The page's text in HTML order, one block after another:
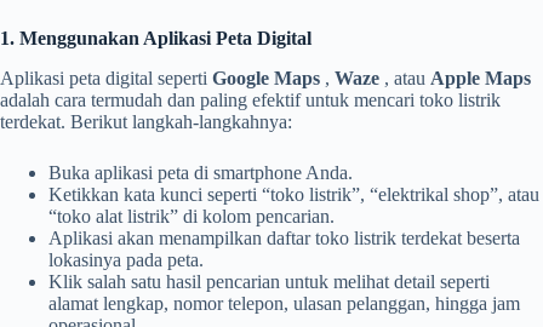
1. Menggunakan Aplikasi Peta Digital
Aplikasi peta digital seperti Google Maps , Waze , atau Apple Maps
adalah cara termudah dan paling efektif untuk mencari toko listrik
terdekat. Berikut langkah-langkahnya:
Buka aplikasi peta di smartphone Anda.
Ketikkan kata kunci seperti “toko listrik”, “elektrikal shop”, atau
“toko alat listrik” di kolom pencarian.
Aplikasi akan menampilkan daftar toko listrik terdekat beserta
lokasinya pada peta.
Klik salah satu hasil pencarian untuk melihat detail seperti
alamat lengkap, nomor telepon, ulasan pelanggan, hingga jam